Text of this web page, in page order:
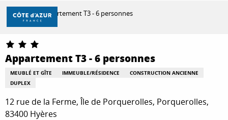
Aller
contenu
principal
DÉCOUVRIR
À FAIRE
Accueil Appartement T3 - 6 personnes
Appartement T3 - 6 personnes
MEUBLÉ ET GÎTE IMMEUBLE/RÉSIDENCE
CONSTRUCTION ANCIENNE
DUPLEX
12 rue de la Ferme, Île de Porquerolles, Porquerolles,
83400 Hyères